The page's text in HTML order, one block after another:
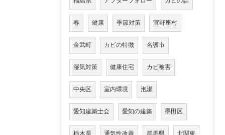
春 健康 季節対策 宜野座村
金武町 カビの特徴 名護市
湿気対策 健康住宅 カビ被害
中央区 室内環境 泡瀬
愛知建築士会 愛知の建築 墨田区